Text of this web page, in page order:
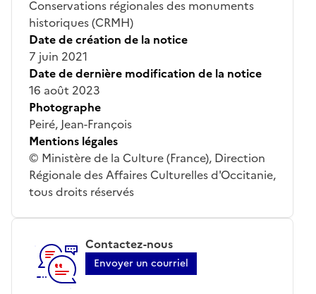
Conservations régionales des monuments
historiques (CRMH)
Date de création de la notice
7 juin 2021
Date de dernière modification de la notice
16 août 2023
Photographe
Peiré, Jean-François
Mentions légales
© Ministère de la Culture (France), Direction
Régionale des Affaires Culturelles d'Occitanie,
tous droits réservés
Contactez-nous
Envoyer un courriel